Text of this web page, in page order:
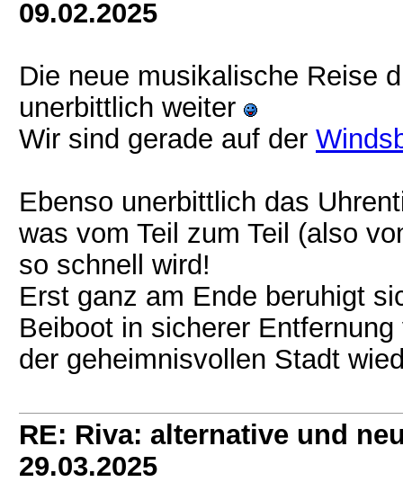
09.02.2025
Die neue musikalische Reise
unerbittlich weiter
Wir sind gerade auf der
Ebenso unerbittlich das
was vom Teil zum Teil (also
so schnell wird!
Erst ganz am Ende beruhigt
Beiboot in sicherer
der geheimnisvollen Stadt
RE: Riva: alternative und
29.03.2025